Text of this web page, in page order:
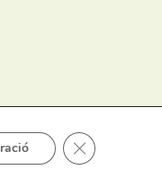
Tanca el